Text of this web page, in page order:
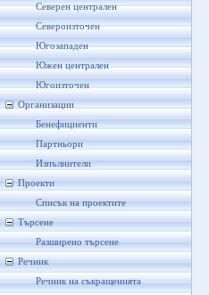
Северен централен
Североизточен
Югозападен
Южен централен
Югоизточен
Организации
Бенефициенти
Партньори
Изпълнители
Проекти
Списък на проектите
Търсене
Разширено търсене
Речник
Речник на съкращенията